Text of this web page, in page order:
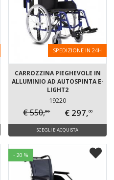
SPEDIZIONE IN 24H
CARROZZINA PIEGHEVOLE IN
ALLUMINIO AD AUTOSPINTA E-
LIGHT2
19220
€ 550,00 € 297,00
SCEGLI E ACQUISTA
- 20 %